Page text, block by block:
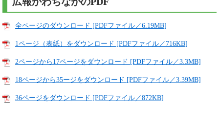
全ページのダウンロード [PDFファイル／6.19MB]
1ページ（表紙）をダウンロード [PDFファイル／716KB]
2ページから17ページをダウンロード [PDFファイル／3.3MB]
18ページから35ージをダウンロード [PDFファイル／3.39MB]
36ページをダウンロード [PDFファイル／872KB]